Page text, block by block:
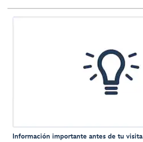
Información importante antes de tu visita